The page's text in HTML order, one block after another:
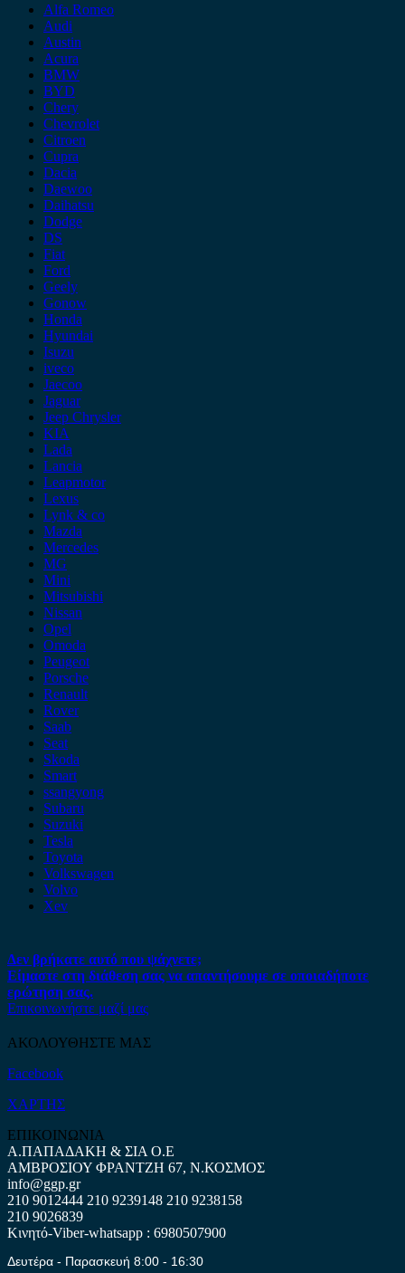
Alfa Romeo
Audi
Austin
Acura
BMW
BYD
Chery
Chevrolet
Citroen
Cupra
Dacia
Daewoo
Daihatsu
Dodge
DS
Fiat
Ford
Geely
Gonow
Honda
Hyundai
Isuzu
iveco
Jaecoo
Jaguar
Jeep Chrysler
KIA
Lada
Lancia
Leapmotor
Lexus
Lynk & co
Mazda
Mercedes
MG
Mini
Mitsubishi
Nissan
Opel
Omoda
Peugeot
Porsche
Renault
Rover
Saab
Seat
Skoda
Smart
ssangyong
Subaru
Suzuki
Tesla
Toyota
Volkswagen
Volvo
Xev
Δεν βρήκατε αυτό που ψάχνετε;
Είμαστε στη διάθεση σας να απαντήσουμε σε οποιαδήποτε
ερώτηση σας.
Επικοινωνήστε μαζί μας
ΑΚΟΛΟΥΘΗΣΤΕ ΜΑΣ
Facebook
ΧΑΡΤΗΣ
ΕΠΙΚΟΙΝΩΝΙΑ
Α.ΠΑΠΑΔΑΚΗ & ΣΙΑ Ο.Ε
ΑΜΒΡΟΣΙΟΥ ΦΡΑΝΤΖΗ 67, Ν.ΚΟΣΜΟΣ
info@ggp.gr
210 9012444 210 9239148 210 9238158
210 9026839
Κινητό-Viber-whatsapp : 6980507900
Δευτέρα - Παρασκευή 8:00 - 16:30